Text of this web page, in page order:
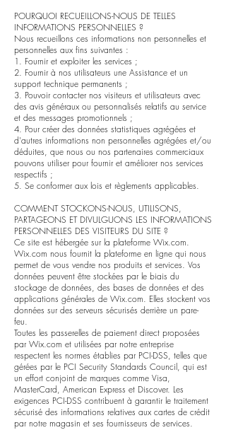
POURQUOI RECUEILLONS-NOUS DE TELLES
INFORMATIONS PERSONNELLES ?
Nous recueillons ces informations non personnelles et
personnelles aux fins suivantes :
1. Fournir et exploiter les services ;
2. Fournir à nos utilisateurs une Assistance et un
support technique permanents ;
3. Pouvoir contacter nos visiteurs et utilisateurs avec
des avis généraux ou personnalisés relatifs au service
et des messages promotionnels ;
4. Pour créer des données statistiques agrégées et
d'autres informations non personnelles agrégées et/ou
déduites, que nous ou nos partenaires commerciaux
pouvons utiliser pour fournir et améliorer nos services
respectifs ;
5. Se conformer aux lois et règlements applicables.
COMMENT STOCKONS-NOUS, UTILISONS,
PARTAGEONS ET DIVULGUONS LES INFORMATIONS
PERSONNELLES DES VISITEURS DU SITE ?
Ce site est hébergée sur la plateforme Wix.com.
Wix.com nous fournit la plateforme en ligne qui nous
permet de vous vendre nos produits et services. Vos
données peuvent être stockées par le biais du
stockage de données, des bases de données et des
applications générales de Wix.com. Elles stockent vos
données sur des serveurs sécurisés derrière un pare-
feu.
Toutes les passerelles de paiement direct proposées
par Wix.com et utilisées par notre entreprise
respectent les normes établies par PCI-DSS, telles que
gérées par le PCI Security Standards Council, qui est
un effort conjoint de marques comme Visa,
MasterCard, American Express et Discover. Les
exigences PCI-DSS contribuent à garantir le traitement
sécurisé des informations relatives aux cartes de crédit
par notre magasin et ses fournisseurs de services.